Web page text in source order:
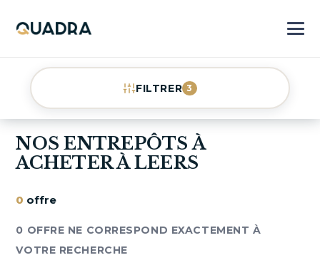
FILTRER 3
NOS ENTREPÔTS À
ACHETER À LEERS
0 offre
0 OFFRE NE CORRESPOND EXACTEMENT À
VOTRE RECHERCHE